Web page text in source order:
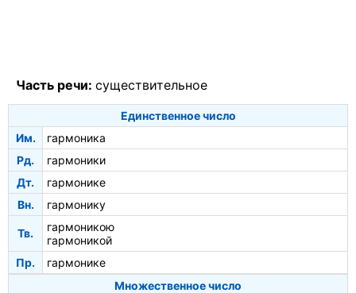
Часть речи: существительное
Единственное число
Им.
гармоника
Рд.
гармоники
Дт.
гармонике
Вн.
гармонику
Тв.
гармоникою
гармоникой
Пр.
гармонике
Множественное число